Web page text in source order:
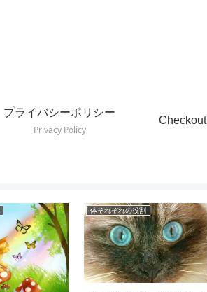
プライバシーポリシー
Privacy Policy
Checkout
体それぞれの役割